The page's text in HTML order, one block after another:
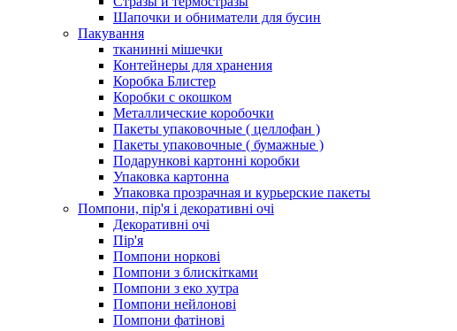
Шапочки и обниматели для бусин
Пакування
тканинні мішечки
Контейнеры для хранения
Коробка Блистер
Коробки с окошком
Металлические коробочки
Пакеты упаковочные ( целлофан )
Пакеты упаковочные ( бумажные )
Подарункові картонні коробки
Упаковка картонна
Упаковка прозрачная и курьерские пакеты
Помпони, пір'я і декоративні очі
Декоративні очі
Пір'я
Помпони норкові
Помпони з блискітками
Помпони з еко хутра
Помпони нейлонові
Помпони фатінові